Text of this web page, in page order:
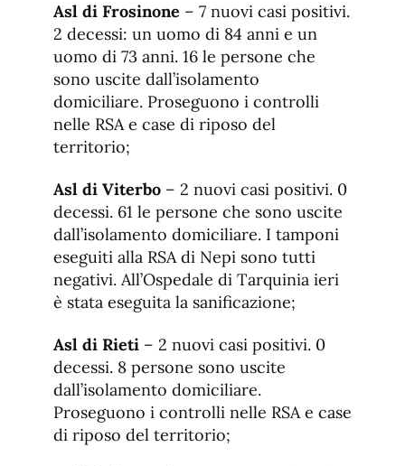
Asl di Frosinone – 7 nuovi casi positivi.
2 decessi: un uomo di 84 anni e un
uomo di 73 anni. 16 le persone che
sono uscite dall’isolamento
domiciliare. Proseguono i controlli
nelle RSA e case di riposo del
territorio;
Asl di Viterbo – 2 nuovi casi positivi. 0
decessi. 61 le persone che sono uscite
dall’isolamento domiciliare. I tamponi
eseguiti alla RSA di Nepi sono tutti
negativi. All’Ospedale di Tarquinia ieri
è stata eseguita la sanificazione;
Asl di Rieti – 2 nuovi casi positivi. 0
decessi. 8 persone sono uscite
dall’isolamento domiciliare.
Proseguono i controlli nelle RSA e case
di riposo del territorio;